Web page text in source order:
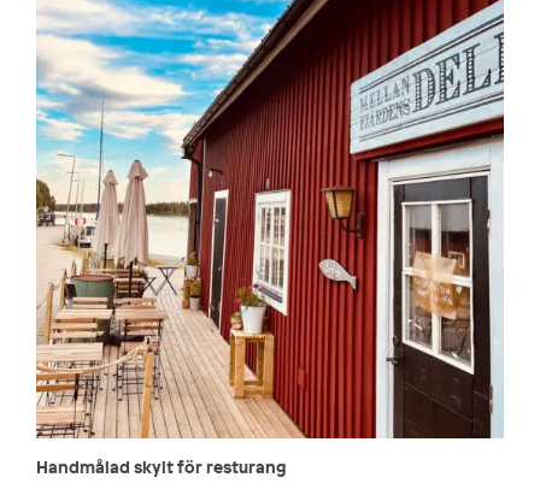
Handmålad skylt för resturang